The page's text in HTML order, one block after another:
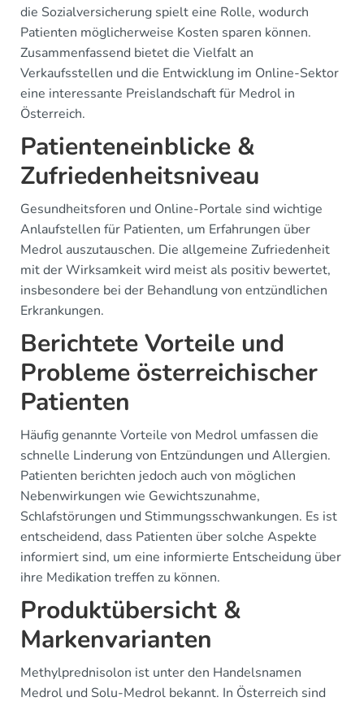
die Sozialversicherung spielt eine Rolle, wodurch
Patienten möglicherweise Kosten sparen können.
Zusammenfassend bietet die Vielfalt an
Verkaufsstellen und die Entwicklung im Online-Sektor
eine interessante Preislandschaft für Medrol in
Österreich.
Patienteneinblicke &
Zufriedenheitsniveau
Gesundheitsforen und Online-Portale sind wichtige
Anlaufstellen für Patienten, um Erfahrungen über
Medrol auszutauschen. Die allgemeine Zufriedenheit
mit der Wirksamkeit wird meist als positiv bewertet,
insbesondere bei der Behandlung von entzündlichen
Erkrankungen.
Berichtete Vorteile und
Probleme österreichischer
Patienten
Häufig genannte Vorteile von Medrol umfassen die
schnelle Linderung von Entzündungen und Allergien.
Patienten berichten jedoch auch von möglichen
Nebenwirkungen wie Gewichtszunahme,
Schlafstörungen und Stimmungsschwankungen. Es ist
entscheidend, dass Patienten über solche Aspekte
informiert sind, um eine informierte Entscheidung über
ihre Medikation treffen zu können.
Produktübersicht &
Markenvarianten
Methylprednisolon ist unter den Handelsnamen
Medrol und Solu-Medrol bekannt. In Österreich sind